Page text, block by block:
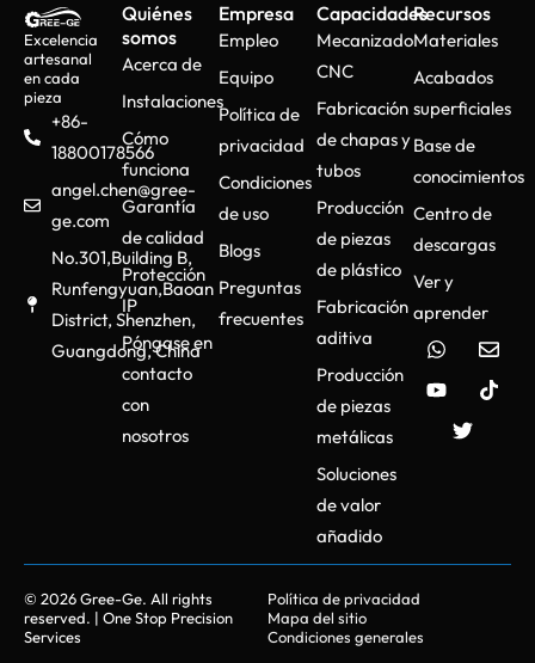
Excelencia
artesanal
en cada
pieza
+86-
18800178566
angel.chen@gree-
ge.com
No.301,Building B,
Runfengyuan,Baoan
District, Shenzhen,
Guangdong, China
Quiénes
somos
Acerca de
Instalaciones
Cómo
funciona
Garantía
de calidad
Protección
IP
Póngase en
contacto
con
nosotros
Empresa
Empleo
Equipo
Política de
privacidad
Condiciones
de uso
Blogs
Preguntas
frecuentes
Capacidades
Mecanizado
CNC
Fabricación
de chapas y
tubos
Producción
de piezas
de plástico
Fabricación
aditiva
Producción
de piezas
metálicas
Soluciones
de valor
añadido
Recursos
Materiales
Acabados
superficiales
Base de
conocimientos
Centro de
descargas
Ver y
aprender
© 2026 Gree-Ge. All rights
reserved. | One Stop Precision
Services
Política de privacidad
Mapa del sitio
Condiciones generales